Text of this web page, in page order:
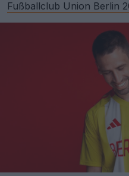
Fußballclub Union Berlin